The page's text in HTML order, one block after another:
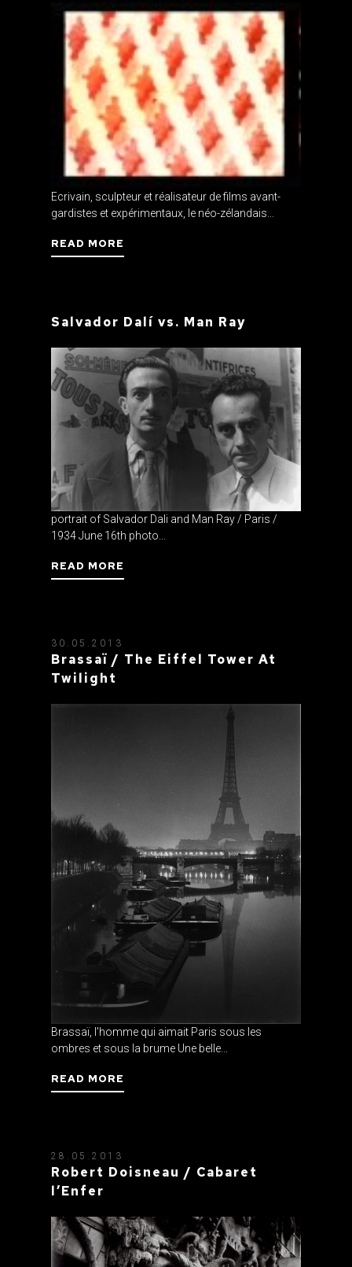
Ecrivain, sculpteur et réalisateur de films avant-
gardistes et expérimentaux, le néo-zélandais...
READ MORE
Salvador Dalí vs. Man Ray
portrait of Salvador Dali and Man Ray / Paris /
1934 June 16th photo...
READ MORE
30.05.2013
Brassaï / The Eiffel Tower At
Twilight
Brassaï, l'homme qui aimait Paris sous les
ombres et sous la brume Une belle...
READ MORE
28.05.2013
Robert Doisneau / Cabaret
l’Enfer